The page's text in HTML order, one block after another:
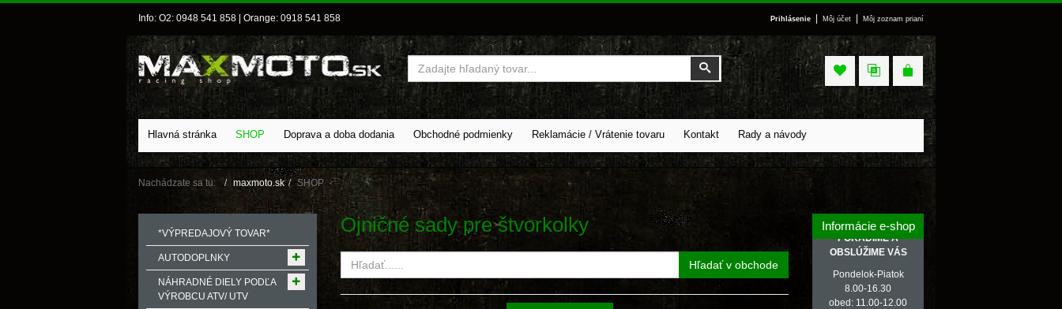
Info: O2: 0948 541 858 | Orange: 0918 541 858 Prihlásenie Môj účet Môj zoznam prianí
Vyhľadať
Vyhľadať
Hlavná stránka SHOP Doprava a doba dodania Obchodné podmienky Reklamácie / Vrátenie tovaru Kontakt Rady a návody
Nachádzate sa tu: maxmoto.sk SHOP
Ojničné sady pre štvorkolky
Hľadať v obchode
*VÝPREDAJOVÝ TOVAR*
AUTODOPLNKY
NÁHRADNÉ DIELY PODĽA
VÝROBCU ATV/ UTV
Informácie e-shop
PORADÍME A
OBSLÚŽIME VÁS
Pondelok-Piatok
8.00-16.30
obed: 11.00-12.00